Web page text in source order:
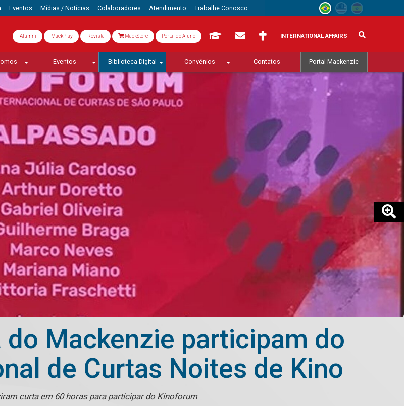
Eventos Mídias / Notícias Colaboradores Atendimento Trabalhe Conosco
Alumni MackPlay Revista MackStore Portal do Aluno INTERNATIONAL AFFAIRS
Eventos Biblioteca Digital Convênios Contatos Portal Mackenzie
Mackenzie participam do
de Curtas Noites de Kino
curta em 60 horas para participar do Kinoforum